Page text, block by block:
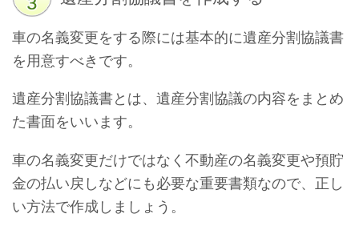
車の名義変更をする際には基本的に遺産分割協議書
を用意すべきです。
遺産分割協議書とは、遺産分割協議の内容をまとめ
た書面をいいます。
車の名義変更だけではなく不動産の名義変更や預貯
金の払い戻しなどにも必要な重要書類なので、正し
い方法で作成しましょう。